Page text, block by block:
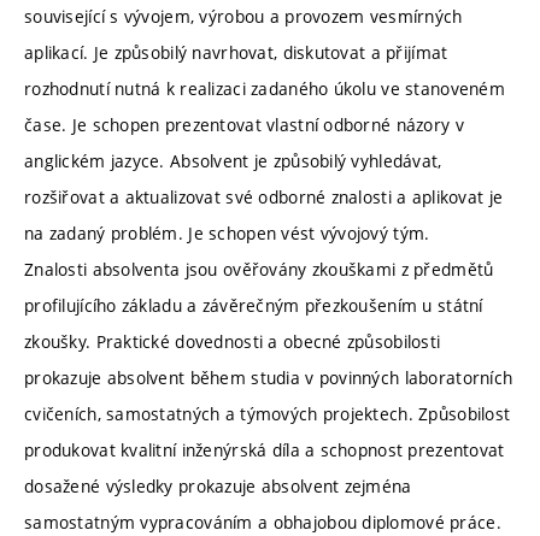
související s vývojem, výrobou a provozem vesmírných
aplikací. Je způsobilý navrhovat, diskutovat a přijímat
rozhodnutí nutná k realizaci zadaného úkolu ve stanoveném
čase. Je schopen prezentovat vlastní odborné názory v
anglickém jazyce. Absolvent je způsobilý vyhledávat,
rozšiřovat a aktualizovat své odborné znalosti a aplikovat je
na zadaný problém. Je schopen vést vývojový tým.
Znalosti absolventa jsou ověřovány zkouškami z předmětů
profilujícího základu a závěrečným přezkoušením u státní
zkoušky. Praktické dovednosti a obecné způsobilosti
prokazuje absolvent během studia v povinných laboratorních
cvičeních, samostatných a týmových projektech. Způsobilost
produkovat kvalitní inženýrská díla a schopnost prezentovat
dosažené výsledky prokazuje absolvent zejména
samostatným vypracováním a obhajobou diplomové práce.